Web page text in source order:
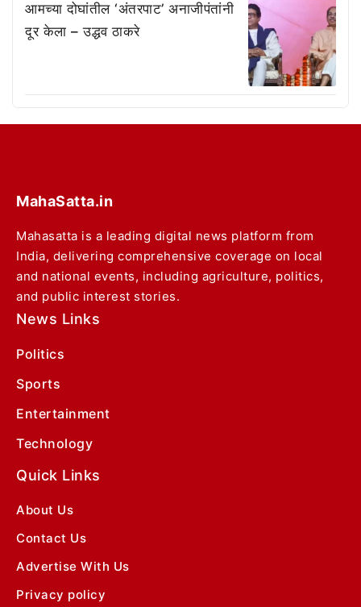
आमच्या दोघांतील ‘अंतरपाट’ अनाजीपंतांनी
दूर केला – उद्धव ठाकरे
MahaSatta.in
Mahasatta is a leading digital news platform from
India, delivering comprehensive coverage on local
and national events, including agriculture, politics,
and public interest stories.
News Links
Politics
Sports
Entertainment
Technology
Quick Links
About Us
Contact Us
Advertise With Us
Privacy policy